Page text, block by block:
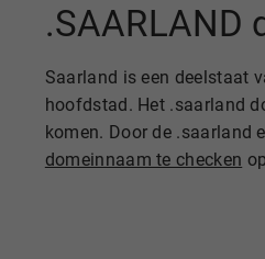
.SAARLAND
Saarland is een deelstaat
hoofdstad. Het .saarland
komen. Door de .saarland
domeinnaam te checken